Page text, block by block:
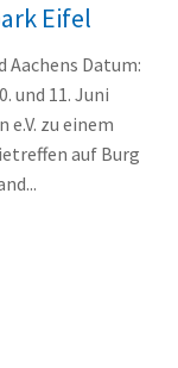
Eifel
Aachens Datum:
und 11. Juni
zu einem
auf Burg